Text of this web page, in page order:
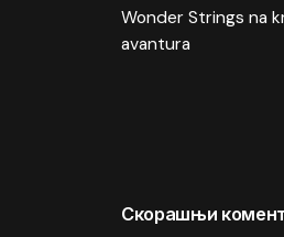
Wonder Strings na
avantura
Скорашњи